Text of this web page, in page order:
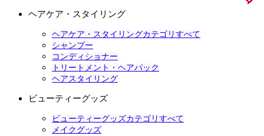
ヘアケア・スタイリング
ヘアケア・スタイリングカテゴリすべて
シャンプー
コンディショナー
トリートメント・ヘアパック
ヘアスタイリング
ビューティーグッズ
ビューティーグッズカテゴリすべて
メイクグッズ